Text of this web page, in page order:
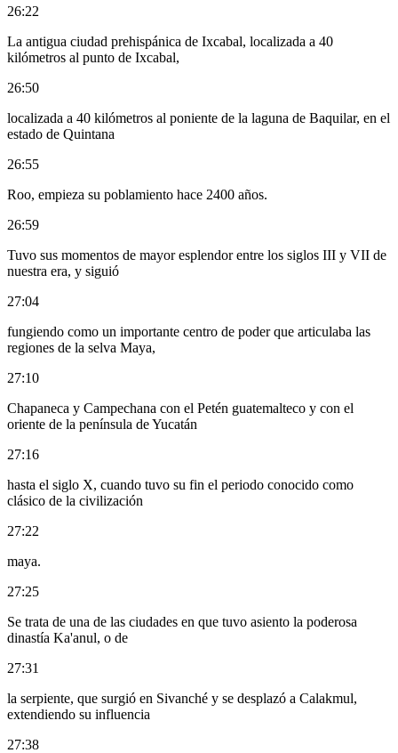
26:22
La antigua ciudad prehispánica de Ixcabal, localizada a 40
kilómetros al punto de Ixcabal,
26:50
localizada a 40 kilómetros al poniente de la laguna de Baquilar, en el
estado de Quintana
26:55
Roo, empieza su poblamiento hace 2400 años.
26:59
Tuvo sus momentos de mayor esplendor entre los siglos III y VII de
nuestra era, y siguió
27:04
fungiendo como un importante centro de poder que articulaba las
regiones de la selva Maya,
27:10
Chapaneca y Campechana con el Petén guatemalteco y con el
oriente de la península de Yucatán
27:16
hasta el siglo X, cuando tuvo su fin el periodo conocido como
clásico de la civilización
27:22
maya.
27:25
Se trata de una de las ciudades en que tuvo asiento la poderosa
dinastía Ka'anul, o de
27:31
la serpiente, que surgió en Sivanché y se desplazó a Calakmul,
extendiendo su influencia
27:38